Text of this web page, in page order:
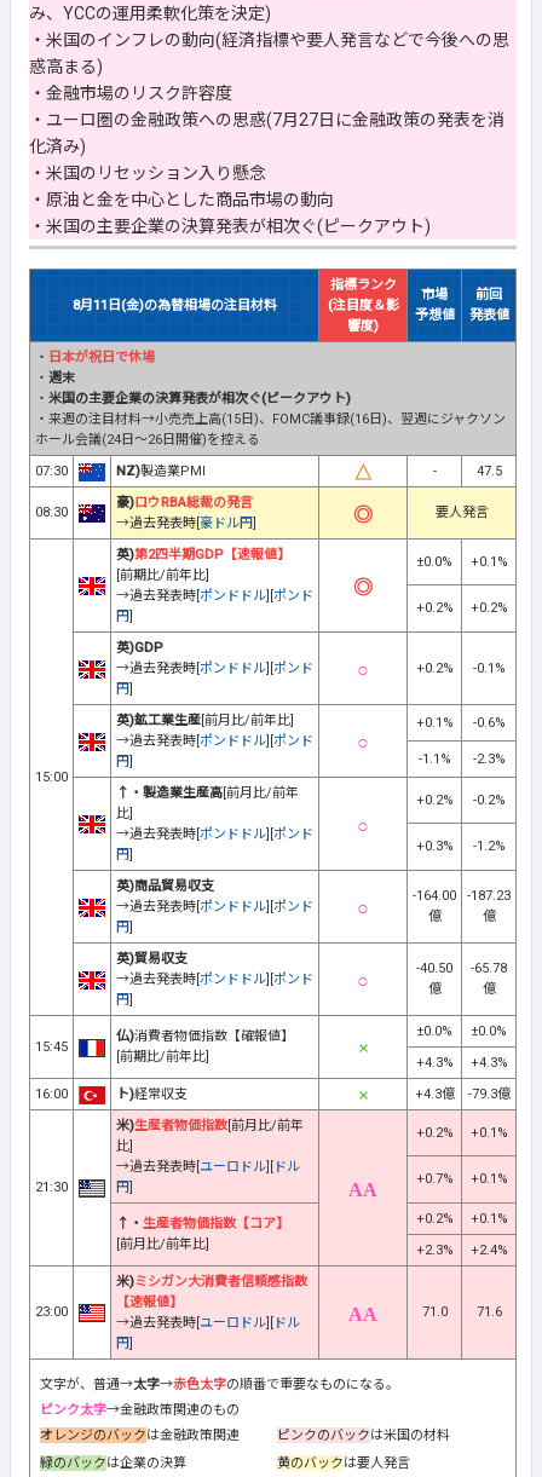
み、YCCの運用柔軟化策を決定)
・米国のインフレの動向(経済指標や要人発言などで今後への思
惑高まる)
・金融市場のリスク許容度
・ユーロ圏の金融政策への思惑(7月27日に金融政策の発表を消
化済み)
・米国のリセッション入り懸念
・原油と金を中心とした商品市場の動向
・米国の主要企業の決算発表が相次ぐ(ピークアウト)
8月11日(金)の為替相場の注目材料
指標ランク
(注目度＆影
響度)
市場
予想値
前回
発表値
・ 日本が祝日で休場
・ 週末
・ 米国の主要企業の決算発表が相次ぐ(ピークアウト)
・来週の注目材料→小売売上高(15日)、FOMC議事録(16日)、翌週にジャクソン
ホール会議(24日～26日開催)を控える
07:30
NZ)製造業PMI - 47.5
08:30
豪) ロウRBA総裁の発言
→過去発表時[ 豪ドル円
要人発言
15:00
英)第2四半期GDP【速報値】
[前期比/前年比]
→過去発表時[ ポンドドル ポンド
円
±0.0% +0.1%
+0.2% +0.2%
英)GDP
→過去発表時[ ポンドドル ポンド
円
+0.2% -0.1%
英)鉱工業生産 [前月比/前年比]
→過去発表時[ ポンドドル ポンド
円
+0.1% -0.6%
-1.1% -2.3%
↑・製造業生産高 [前月比/前年
比]
→過去発表時[ ポンドドル ポンド
円
+0.2% -0.2%
+0.3% -1.2%
英)商品貿易収支
→過去発表時[ ポンドドル ポンド
円
-164.00
億
-187.23
億
英)貿易収支
→過去発表時[ ポンドドル ポンド
円
-40.50
億
-65.78
億
15:45
仏)消費者物価指数【確報値】
[前期比/前年比]
±0.0%
±0.0%
+4.3%
+4.3%
16:00
ト)経常収支 +4.3億 -79.3億
21:30
米)生産者物価指数 [前月比/前年
比]
→過去発表時[ ユーロドル
ドル
円
+0.2% +0.1%
+0.7% +0.1%
↑・ 生産者物価指数【コア】
[前月比/前年比]
+0.2%
+0.1%
+2.3%
+2.4%
23:00
米)ミシガン大消費者信頼感指数
【速報値】
→過去発表時[ ユーロドル
ドル
円
71.0 71.6
文字が、普通→太字→赤色太字の順番で重要なものになる。
ピンク太字→金融政策関連のもの
オレンジのバックは金融政策関連 ピンクのバックは米国の材料
緑のバックは企業の決算 黄のバックは要人発言